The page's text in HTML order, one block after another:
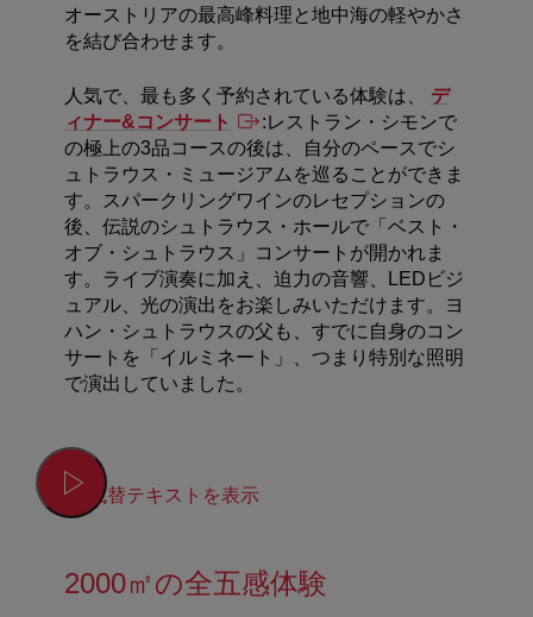
オーストリアの最高峰料理と地中海の軽やかさ
を結び合わせます。
人気で、最も多く予約されている体験は、 デ
ィナー&コンサート
:レストラン・シモンで
の極上の3品コースの後は、自分のペースでシ
ュトラウス・ミュージアムを巡ることができま
す。スパークリングワインのレセプションの
後、伝説のシュトラウス・ホールで「ベスト・
オブ・シュトラウス」コンサートが開かれま
す。ライブ演奏に加え、迫力の音響、LEDビジ
ュアル、光の演出をお楽しみいただけます。ヨ
ハン・シュトラウスの父も、すでに自身のコン
サートを「イルミネート」、つまり特別な照明
で演出していました。
代替テキストを表示
2000㎡の全五感体験